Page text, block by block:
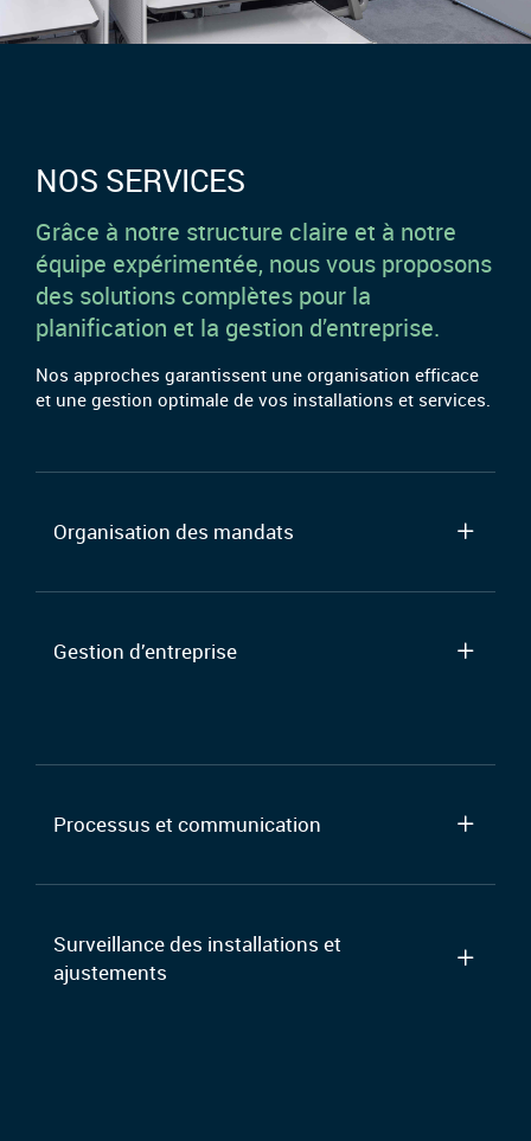
NOS SERVICES
Grâce à notre structure claire et à notre
équipe expérimentée, nous vous proposons
des solutions complètes pour la
planification et la gestion d’entreprise.
Nos approches garantissent une organisation efficace
et une gestion optimale de vos installations et services.
Organisation des mandats
Gestion d’entreprise
Processus et communication
Surveillance des installations et
ajustements